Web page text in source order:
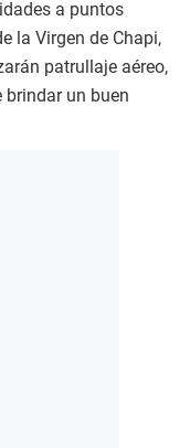
a puntos
la Virgen de Chapi,
patrullaje aéreo,
un buen